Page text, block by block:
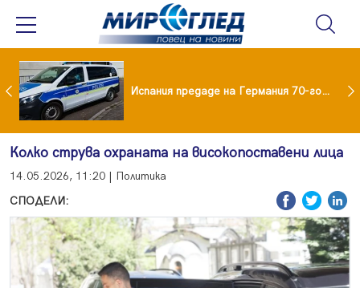
Нови пътни такси в Румъния от 31 август: Колко ще плащат камионите и колите Испания предаде на Германия 70-годишен заподозрян за банков обир
Колко струва охраната на високопоставени лица
14.05.2026, 11:20 | Политика
СПОДЕЛИ: